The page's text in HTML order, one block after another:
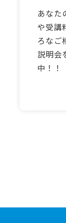
あなた
や受講
ろなご
説明会
中！！